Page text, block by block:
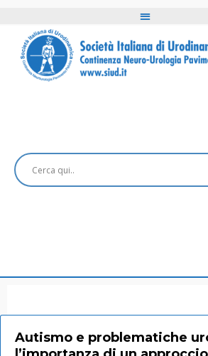
Autismo e problematiche